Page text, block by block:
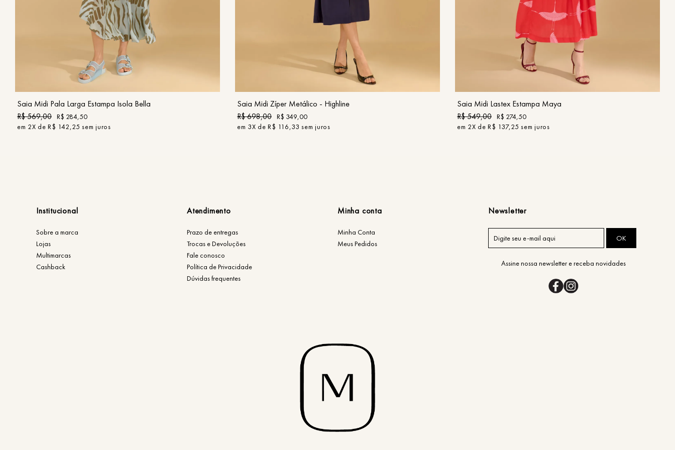
36 38 40 42
Saia Midi Pala Larga Estampa Isola Bella
R$569,00 R$ 284,50
em 2X deR$ 142,25 sem juros
40 42 44
COMPRAR
Saia Midi Zíper Metálico - Highline
R$698,00 R$ 349,00
em 3X deR$ 116,33 sem juros
38
COMPRAR
Saia Midi Lastex Estampa Maya
R$549,00 R$ 274,50
em 2X deR$ 137,25 sem juros
Institucional
Sobre a marca
Lojas
Multimarcas
Cashback
Atendimento
Prazo de entregas
Trocas e Devoluções
Fale conosco
Política de Privacidade
Dúvidas frequentes
Minha conta
Minha Conta
Meus Pedidos
Newsletter
OK
Assine nossa newsletter e receba novidades